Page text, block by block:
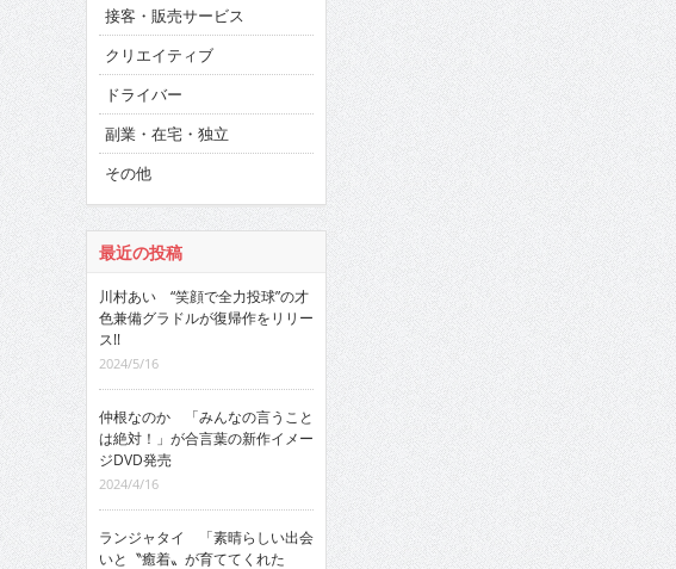
接客・販売サービス
クリエイティブ
ドライバー
副業・在宅・独立
その他
最近の投稿
川村あい “笑顔で全力投球”の才
色兼備グラドルが復帰作をリリー
ス!!
2024/5/16
仲根なのか 「みんなの言うこと
は絶対！」が合言葉の新作イメー
ジDVD発売
2024/4/16
ランジャタイ 「素晴らしい出会
いと〝癒着〟が育ててくれた